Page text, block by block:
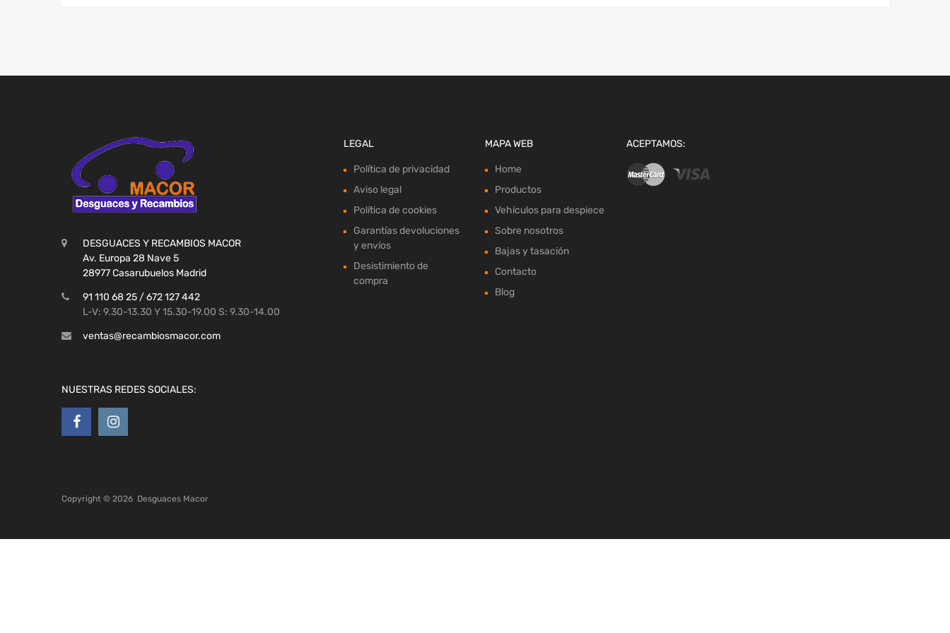
DESGUACES Y RECAMBIOS MACOR
Av. Europa 28 Nave 5
28977 Casarubuelos Madrid
91 110 68 25 / 672 127 442
L-V: 9.30-13.30 Y 15.30-19.00 S: 9.30-14.00
ventas@recambiosmacor.com
NUESTRAS REDES SOCIALES:
LEGAL
Política de privacidad
Aviso legal
Política de cookies
Garantías devoluciones
y envíos
Desistimiento de
compra
MAPA WEB
Home
Productos
Vehículos para despiece
Sobre nosotros
Bajas y tasación
Contacto
Blog
ACEPTAMOS:
Copyright © 2026 Desguaces Macor